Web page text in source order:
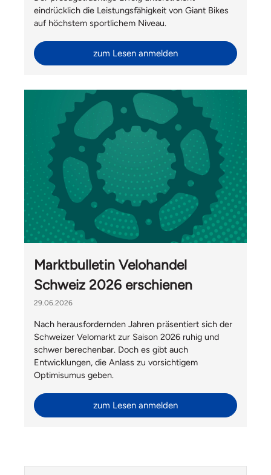
eindrücklich die Leistungsfähigkeit von Giant Bikes
auf höchstem sportlichem Niveau.
zum Lesen anmelden
Marktbulletin Velohandel
Schweiz 2026 erschienen
29.06.2026
Nach herausfordernden Jahren präsentiert sich der
Schweizer Velomarkt zur Saison 2026 ruhig und
schwer berechenbar. Doch es gibt auch
Entwicklungen, die Anlass zu vorsichtigem
Optimisumus geben.
zum Lesen anmelden